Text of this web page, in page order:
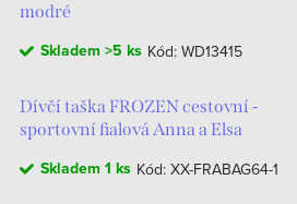
modré
Skladem >5 ks Kód: WD13415
Dívčí taška FROZEN cestovní -
sportovní fialová Anna a Elsa
Skladem 1 ks Kód: XX-FRABAG64-1